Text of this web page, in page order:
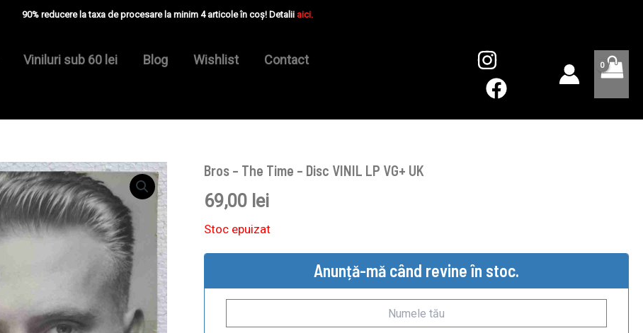
90% reducere la taxa de procesare la minim 4 articole în coș! Detalii aici.
Viniluri sub 60 lei Blog Wishlist Contact
Bros – The Time – Disc VINIL LP VG+ UK
69,00 lei
Stoc epuizat
Anunță-mă când revine în stoc.